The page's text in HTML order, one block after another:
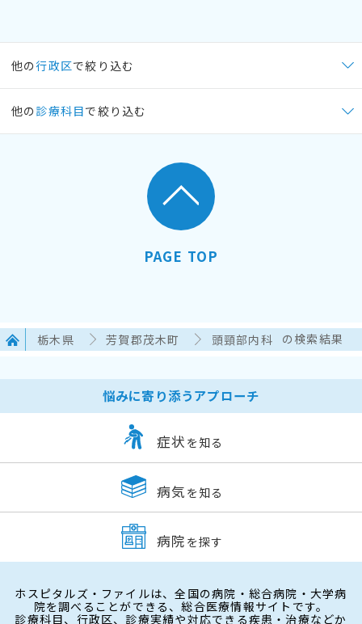
他の行政区で絞り込む
他の 診療科目で絞り込む
PAGE TOP
栃木県 芳賀郡茂木町 頭頸部内科 の検索結果
悩みに寄り添うアプローチ
症状 を知る
病気 を知る
病院 を探す
ホスピタルズ・ファイルは、全国の病院・総合病院・大学病
院を調べることができる、総合医療情報サイトです。
診療科目、行政区、診療実績や対応できる疾患・治療などか